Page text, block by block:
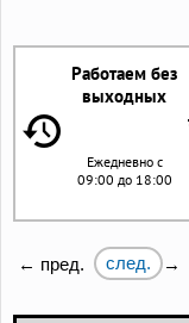
Работаем без
выходных
Ежедневно с
09:00 до 18:00
← пред. след. →